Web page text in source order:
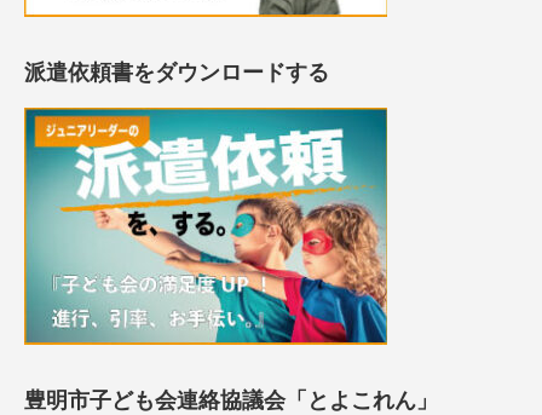
派遣依頼書をダウンロードする
豊明市子ども会連絡協議会「とよこれん」